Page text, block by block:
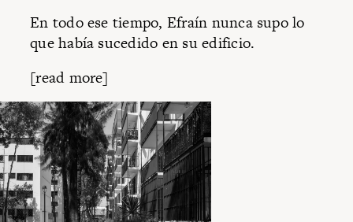
En todo ese tiempo, Efraín nunca supo lo
que había sucedido en su edificio.
[read more]